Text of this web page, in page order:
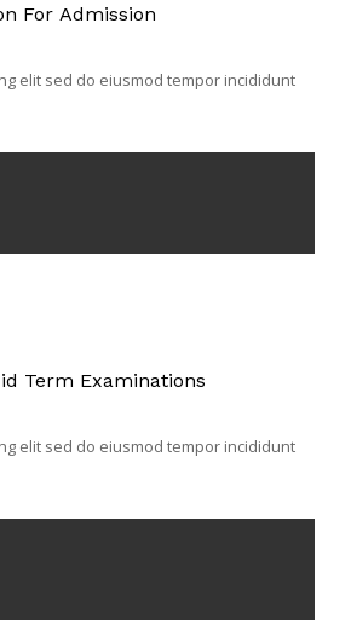
For Admission
elit sed do eiusmod tempor incididunt
Term Examinations
elit sed do eiusmod tempor incididunt